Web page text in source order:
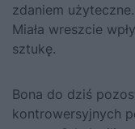
zdaniem
Miała wreszcie
sztukę.
Bona do dziś
kontrowersyjnych